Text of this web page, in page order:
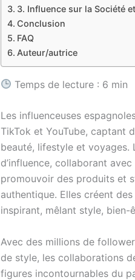
3. Influence sur la Société
Conclusion
FAQ
Auteur/autrice
Temps de lecture : 6 min
Les influenceuses
TikTok et YouTube, captant
beauté, lifestyle et voyages.
d’influence, collaborant
promouvoir des produits et
authentique. Elles créent
inspirant, mêlant style, bien-
Avec des millions de
de style, les collaborations
figures incontournables du